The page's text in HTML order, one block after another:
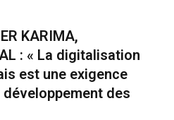
KARIMA,
: « La digitalisation
est une exigence
des